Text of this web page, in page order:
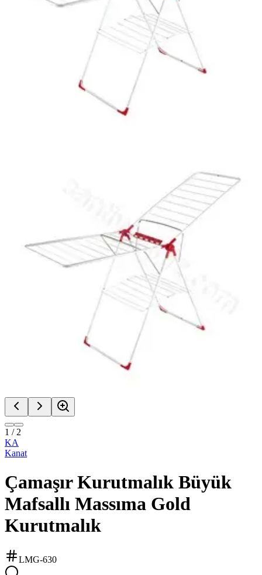
1 / 2
KA
Kanat
Çamaşır Kurutmalık Büyük
Mafsallı Massıma Gold
Kurutmalık
LMG-630